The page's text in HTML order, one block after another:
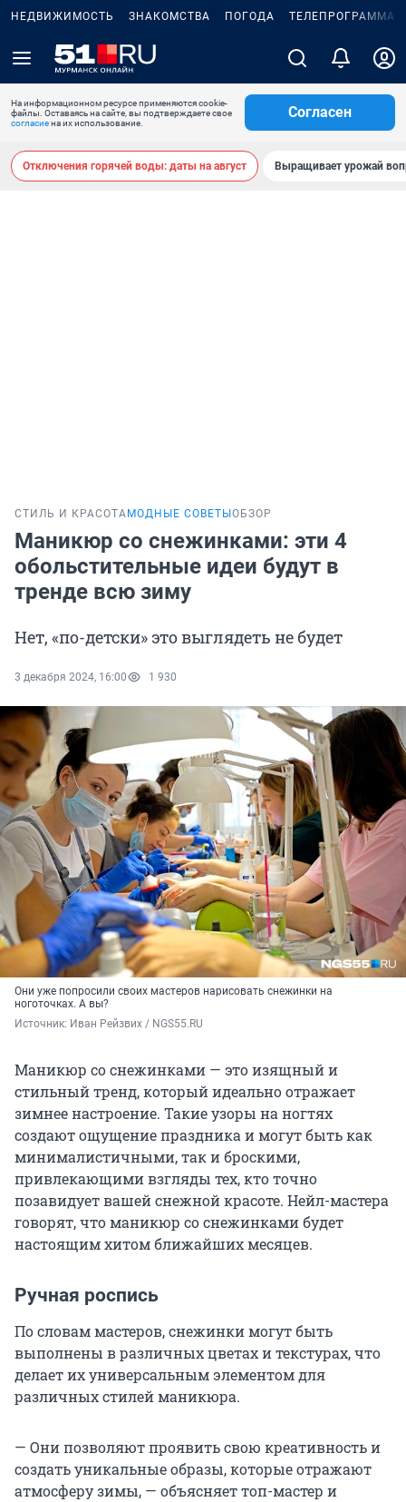
НЕДВИЖИМОСТЬ ЗНАКОМСТВА ПОГОДА ТЕЛЕПРОГРАММА
На информационном ресурсе применяются cookie-
файлы. Оставаясь на сайте, вы подтверждаете свое
согласиена их использование.
Согласен
Отключения горячей воды: даты на август Выращивает урожай
СТИЛЬ И КРАСОТА МОДНЫЕ СОВЕТЫ ОБЗОР
Маникюр со снежинками: эти 4
обольстительные идеи будут в
тренде всю зиму
Нет, «по-детски» это выглядеть не будет
3 декабря 2024, 16:00 1 930
Они уже попросили своих мастеров нарисовать снежинки на
ноготочках. А вы?
Источник: Иван Рейзвих / NGS55.RU
Маникюр со снежинками — это изящный и
стильный тренд, который идеально отражает
зимнее настроение. Такие узоры на ногтях
создают ощущение праздника и могут быть как
минималистичными, так и броскими,
привлекающими взгляды тех, кто точно
позавидует вашей снежной красоте. Нейл-мастера
говорят, что маникюр со снежинками будет
настоящим хитом ближайших месяцев.
Ручная роспись
По словам мастеров, снежинки могут быть
выполнены в различных цветах и текстурах, что
делает их универсальным элементом для
различных стилей маникюра.
— Они позволяют проявить свою креативность и
создать уникальные образы, которые отражают
атмосферу зимы, — объясняет топ-мастер и